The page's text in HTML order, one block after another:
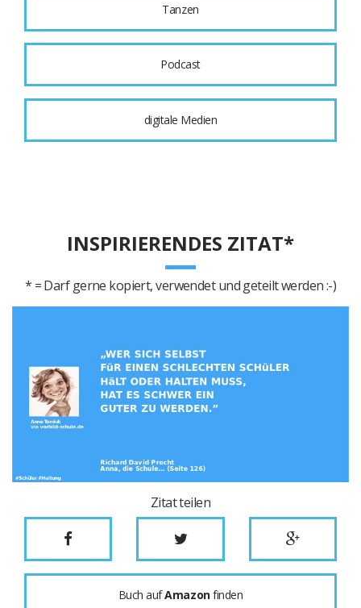
Tanzen
Podcast
digitale Medien
INSPIRIERENDES ZITAT*
* = Darf gerne kopiert, verwendet und geteilt werden :-)
Zitat teilen
Buch aufAmazonfinden